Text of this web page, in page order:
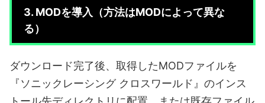
3. MODを導入（方法はMODによって異な
る）
ダウンロード完了後、取得したMODファイルを
『ソニックレーシング クロスワールド』のインス